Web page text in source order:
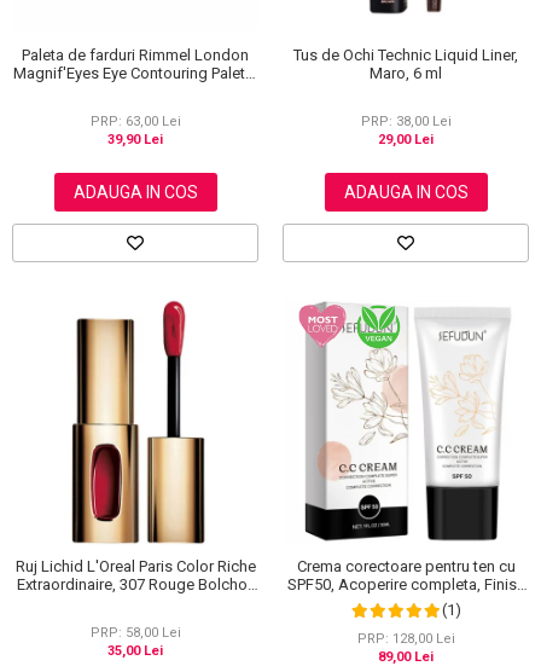
Paleta de farduri Rimmel London
Magnif'Eyes Eye Contouring Palette
PRP: 63,00 Lei
39,90 Lei
ADAUGA IN COS
Tus de Ochi Technic Liquid Liner,
Maro, 6 ml
PRP: 38,00 Lei
29,00 Lei
ADAUGA IN COS
Ruj Lichid L'Oreal Paris Color Riche
Extraordinaire, 307 Rouge Bolchoi,
PRP: 58,00 Lei
35,00 Lei
Crema corectoare pentru ten cu
SPF50, Acoperire completa, Finish
mat, Rezistenta, Anti Roseata, CC
Cream Sefudun, 30 ml
(1)
PRP: 128,00 Lei
89,00 Lei